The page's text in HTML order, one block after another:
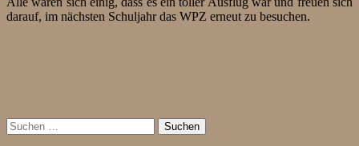
darauf, im nächsten Schuljahr das WPZ erneut zu besuchen.
Suchen
nach: